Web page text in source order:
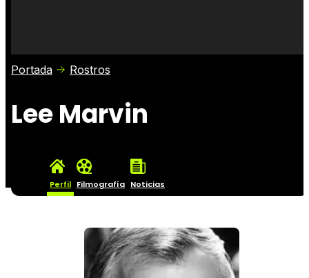
Críticas
Portada Rostros
Lee Marvin
Perfil Filmografía Noticias